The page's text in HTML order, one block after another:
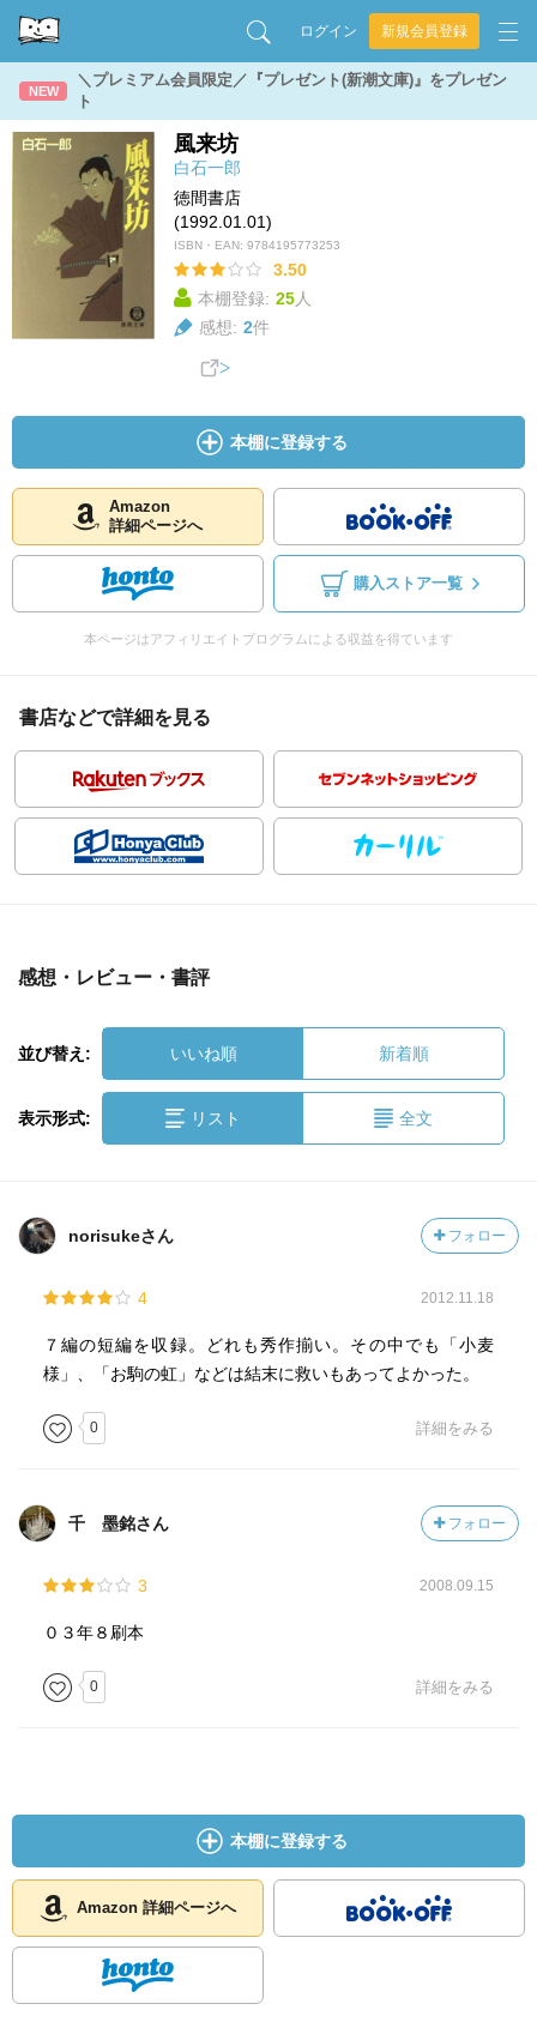
ログイン 新規会員登録
NEW
＼プレミアム会員限定／『プレゼント(新潮文庫)』をプレゼン
ト
風来坊
白石一郎
徳間書店
(1992.01.01)
ISBN・EAN: 9784195773253
3.50
本棚登録: 25人
感想: 2件
本棚に登録する
Amazon
詳細ページへ
購入ストア一覧
本ページはアフィリエイトプログラムによる収益を得ています
書店などで詳細を見る
感想・レビュー・書評
並び替え: いいね順 新着順
表示形式: リスト 全文
norisukeさん フォロー
4 2012.11.18
７編の短編を収録。どれも秀作揃い。その中でも「小麦
様」、「お駒の虹」などは結末に救いもあってよかった。
0 詳細をみる
千 墨銘さん フォロー
3 2008.09.15
０３年８刷本
0 詳細をみる
本棚に登録する
Amazon 詳細ページへ